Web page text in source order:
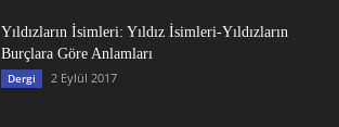
Yıldızların İsimleri: Yıldız İsimleri-Yıldızların
Burçlara Göre Anlamları
Dergi 2 Eylül 2017